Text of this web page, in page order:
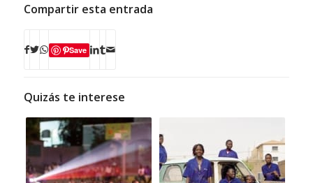
Compartir esta entrada
Save
Quizás te interese